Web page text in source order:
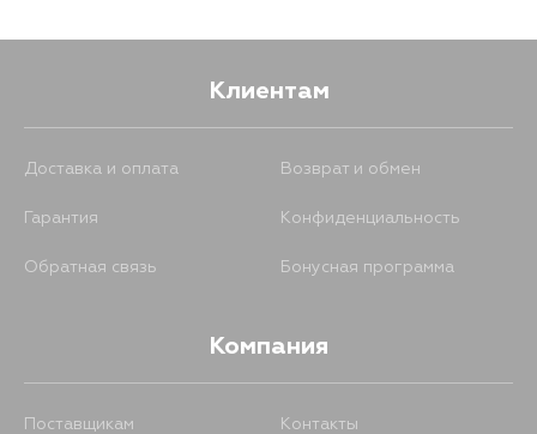
Клиентам
Доставка и оплата Возврат и обмен
Гарантия Конфиденциальность
Обратная связь Бонусная программа
Компания
Поставщикам Контакты